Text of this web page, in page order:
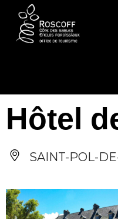
Hôtel
SAINT-POL-
Cookies management